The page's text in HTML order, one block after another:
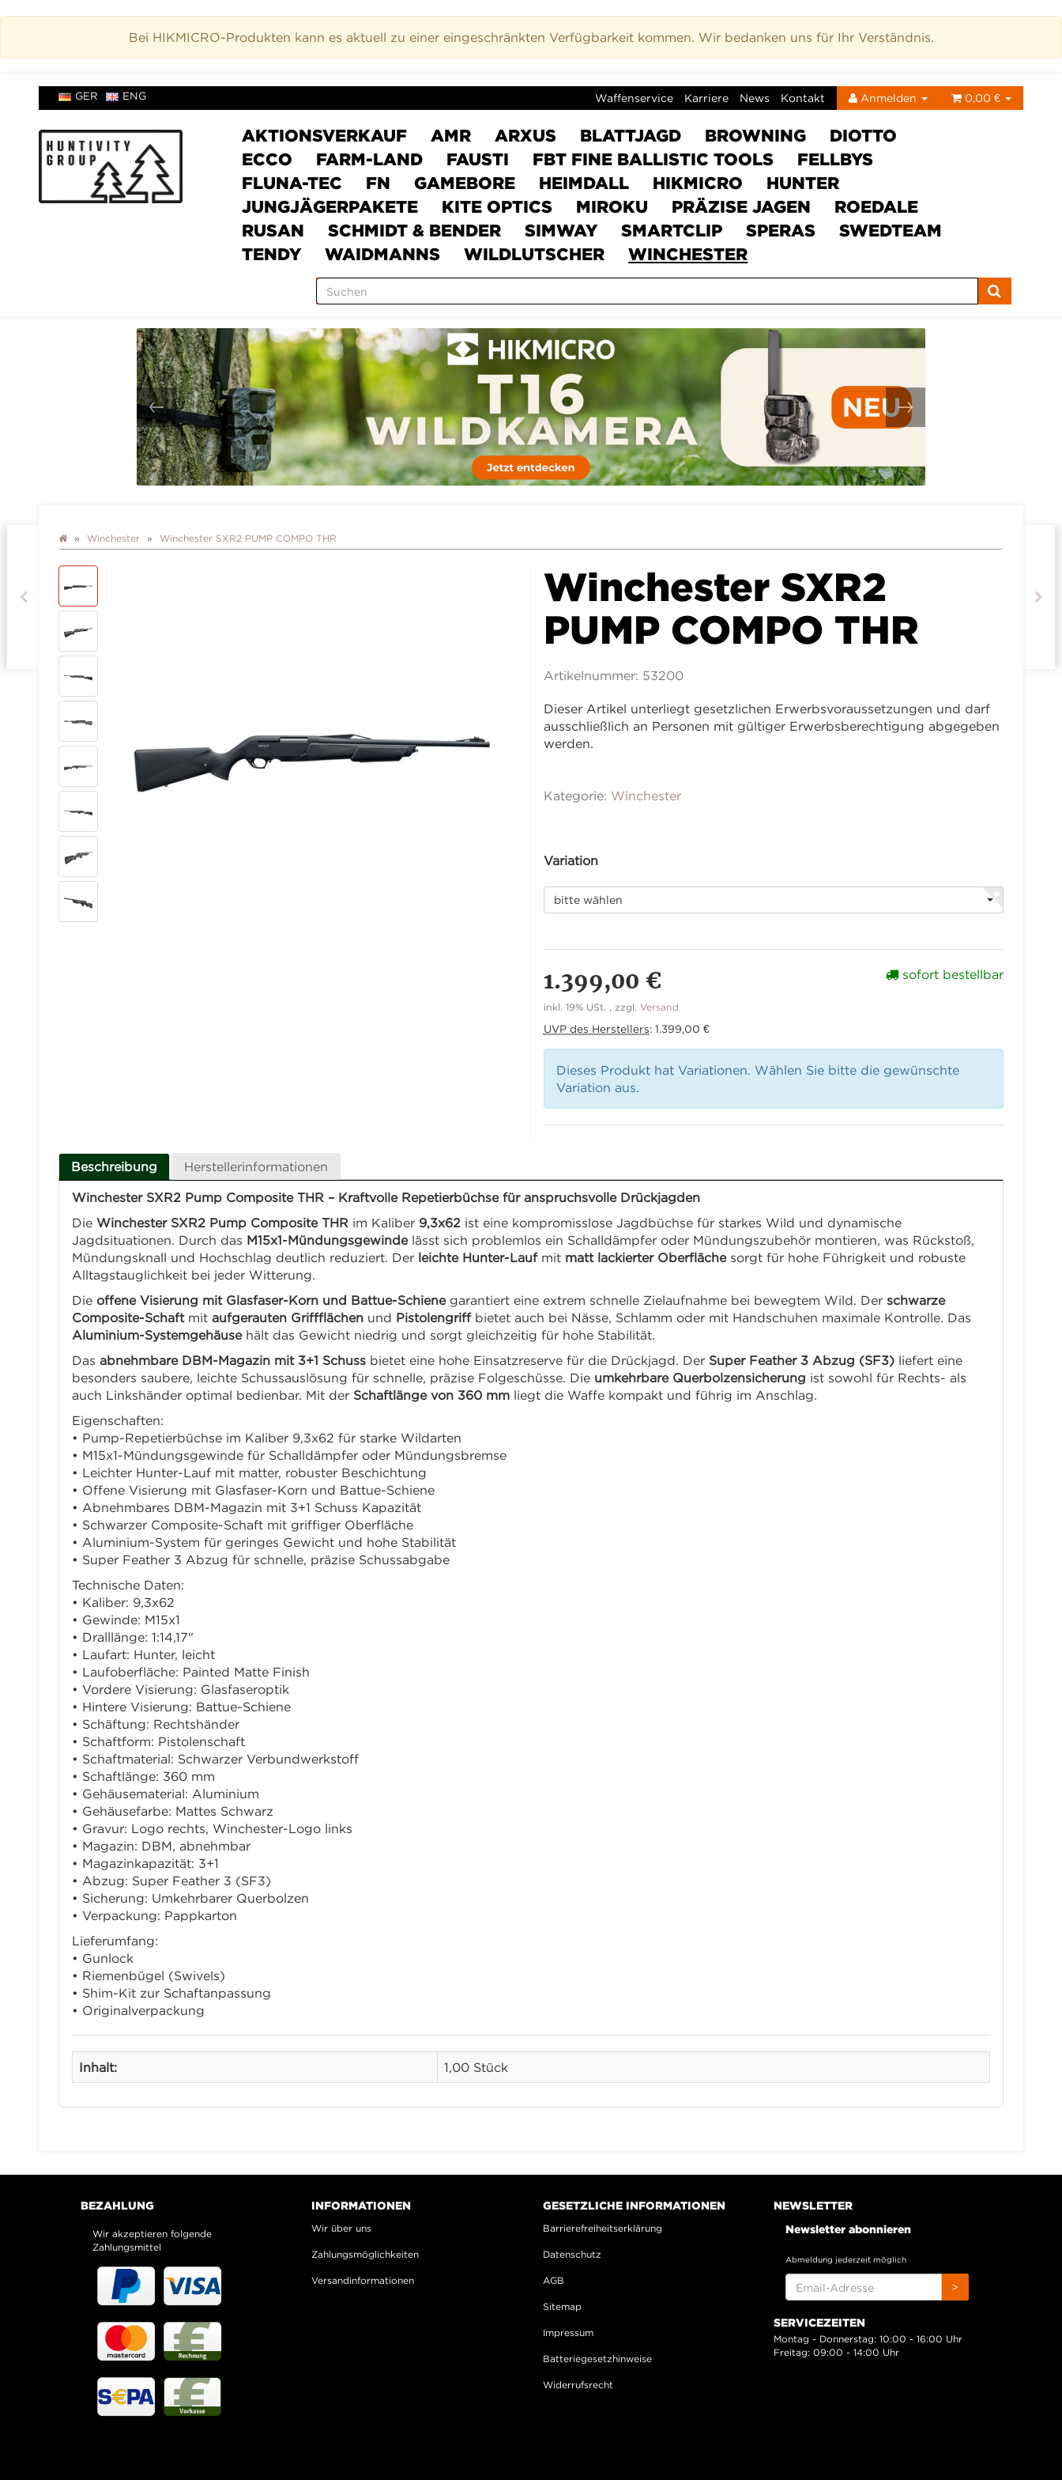
Bei HIKMICRO-Produkten kann es aktuell zu einer eingeschränkten Verfügbarkeit kommen. Wir bedanken uns für Ihr Verständnis.
GER ENG Waffenservice Karriere News Kontakt Anmelden 0,00 €
AKTIONSVERKAUF AMR ARXUS BLATTJAGD BROWNING
DIOTTO
ECCO
FARM-LAND FAUSTI FBT FINE BALLISTIC TOOLS
FELLBYS
FLUNA-TEC
FN GAMEBORE HEIMDALL HIKMICRO
HUNTER
JUNGJÄGERPAKETE
KITE OPTICS MIROKU PRÄZISE JAGEN
ROEDALE
RUSAN
SCHMIDT & BENDER SIMWAY SMARTCLIP SPERAS
SWEDTEAM
TENDY
WAIDMANNS WILDLUTSCHER WINCHESTER
Winchester Winchester SXR2 PUMP COMPO THR
Winchester SXR2
PUMP COMPO THR
Artikelnummer: 53200
Dieser Artikel unterliegt gesetzlichen Erwerbsvoraussetzungen und darf
ausschließlich an Personen mit gültiger Erwerbsberechtigung abgegeben
werden.
Kategorie: Winchester
Variation
bitte wählen
1.399,00 €
inkl. 19% USt. , zzgl. Versand
UVP des Herstellers: 1.399,00 €
sofort bestellbar
Dieses Produkt hat Variationen. Wählen Sie bitte die gewünschte
Variation aus.
Beschreibung Herstellerinformationen
Winchester SXR2 Pump Composite THR – Kraftvolle Repetierbüchse für anspruchsvolle Drückjagden
Die Winchester SXR2 Pump Composite THR im Kaliber 9,3x62ist eine kompromisslose Jagdbüchse für starkes Wild und dynamische
Jagdsituationen. Durch das M15x1-Mündungsgewindelässt sich problemlos ein Schalldämpfer oder Mündungszubehör montieren, was Rückstoß,
Mündungsknall und Hochschlag deutlich reduziert. Der leichte Hunter-Laufmit matt lackierter Oberflächesorgt für hohe Führigkeit und robuste
Alltagstauglichkeit bei jeder Witterung.
Die offene Visierung mit Glasfaser-Korn und Battue-Schienegarantiert eine extrem schnelle Zielaufnahme bei bewegtem Wild. Der schwarze
Composite-Schaftmit aufgerauten Griffflächenund Pistolengriffbietet auch bei Nässe, Schlamm oder mit Handschuhen maximale Kontrolle. Das
Aluminium-Systemgehäusehält das Gewicht niedrig und sorgt gleichzeitig für hohe Stabilität.
Das abnehmbare DBM-Magazin mit 3+1 Schussbietet eine hohe Einsatzreserve für die Drückjagd. Der Super Feather 3 Abzug (SF3)liefert eine
besonders saubere, leichte Schussauslösung für schnelle, präzise Folgeschüsse. Die umkehrbare Querbolzensicherung ist sowohl für Rechts- als
auch Linkshänder optimal bedienbar. Mit der Schaftlänge von 360 mmliegt die Waffe kompakt und führig im Anschlag.
Eigenschaften:
• Pump-Repetierbüchse im Kaliber 9,3x62 für starke Wildarten
• M15x1-Mündungsgewinde für Schalldämpfer oder Mündungsbremse
• Leichter Hunter-Lauf mit matter, robuster Beschichtung
• Offene Visierung mit Glasfaser-Korn und Battue-Schiene
• Abnehmbares DBM-Magazin mit 3+1 Schuss Kapazität
• Schwarzer Composite-Schaft mit griffiger Oberfläche
• Aluminium-System für geringes Gewicht und hohe Stabilität
• Super Feather 3 Abzug für schnelle, präzise Schussabgabe
Technische Daten:
• Kaliber: 9,3x62
• Gewinde: M15x1
• Dralllänge: 1:14,17"
• Laufart: Hunter, leicht
• Laufoberfläche: Painted Matte Finish
• Vordere Visierung: Glasfaseroptik
• Hintere Visierung: Battue-Schiene
• Schäftung: Rechtshänder
• Schaftform: Pistolenschaft
• Schaftmaterial: Schwarzer Verbundwerkstoff
• Schaftlänge: 360 mm
• Gehäusematerial: Aluminium
• Gehäusefarbe: Mattes Schwarz
• Gravur: Logo rechts, Winchester-Logo links
• Magazin: DBM, abnehmbar
• Magazinkapazität: 3+1
• Abzug: Super Feather 3 (SF3)
• Sicherung: Umkehrbarer Querbolzen
• Verpackung: Pappkarton
Lieferumfang:
• Gunlock
• Riemenbügel (Swivels)
• Shim-Kit zur Schaftanpassung
• Originalverpackung
Inhalt: 1,00 Stück
BEZAHLUNG
Wir akzeptieren folgende
Zahlungsmittel
INFORMATIONEN
Wir über uns
Zahlungsmöglichkeiten
Versandinformationen
GESETZLICHE INFORMATIONEN
Barrierefreiheitserklärung
Datenschutz
AGB
Sitemap
Impressum
Batteriegesetzhinweise
Widerrufsrecht
NEWSLETTER
Newsletter abonnieren
Abmeldung jederzeit möglich
ADRESSE
>
SERVICEZEITEN
Montag - Donnerstag: 10:00 - 16:00 Uhr
Freitag: 09:00 - 14:00 Uhr